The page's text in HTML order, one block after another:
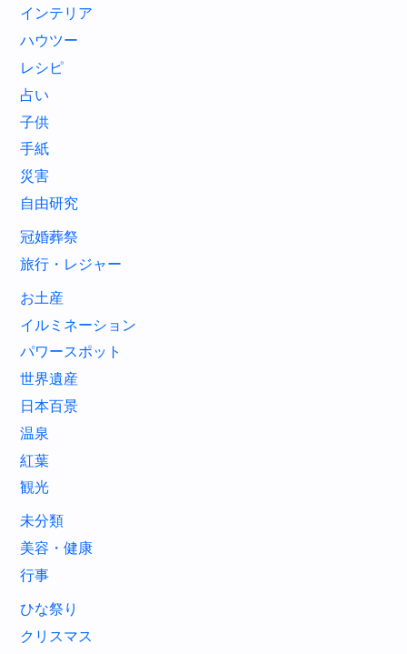
インテリア
ハウツー
レシピ
占い
子供
手紙
災害
自由研究
冠婚葬祭
旅行・レジャー
お土産
イルミネーション
パワースポット
世界遺産
日本百景
温泉
紅葉
観光
未分類
美容・健康
行事
ひな祭り
クリスマス